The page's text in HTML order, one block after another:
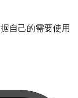
自己的需要使用